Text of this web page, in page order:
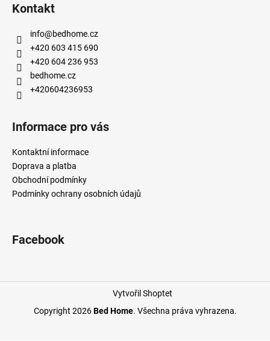
Kontakt
info@bedhome.cz
+420 603 415 690
+420 604 236 953
bedhome.cz
+420604236953
Informace pro vás
Kontaktní informace
Doprava a platba
Obchodní podmínky
Podmínky ochrany osobních údajů
Facebook
Vytvořil Shoptet
Copyright 2026Bed Home. Všechna práva vyhrazena.